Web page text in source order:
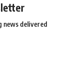
news delivered